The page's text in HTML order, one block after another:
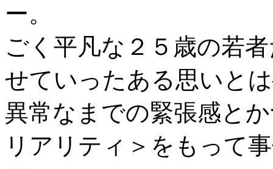
ー。
ごく平凡な２５歳の若
せていったある思いと
異常なまでの緊張感と
リアリティ＞をもって